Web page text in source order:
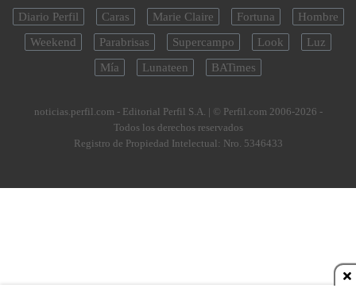
Diario Perfil Caras Marie Claire Fortuna
Hombre
Weekend
Parabrisas Supercampo Look
Luz
Mía
Lunateen BATimes
noticias.perfil.com - Editorial Perfil S.A. | © Perfil.com 2006-2026 -
Todos los derechos reservados
Registro de Propiedad Intelectual: Nro. 5346433